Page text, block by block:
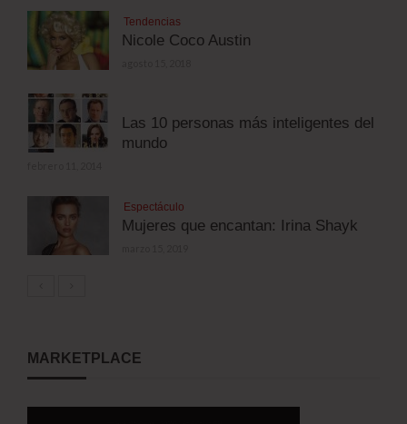
Tendencias
Nicole Coco Austin
Las 10 personas más inteligentes del
mundo
Espectáculo
Mujeres que encantan: Irina Shayk
MARKETPLACE